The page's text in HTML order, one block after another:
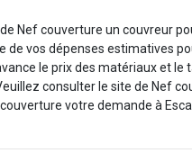
Nef couverture un couvreur
de vos dépenses estimatives
le prix des matériaux et le
consulter le site de Nef
votre demande à